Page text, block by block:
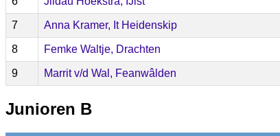
7 Anna Kramer, It Heidenskip
8 Femke Waltje, Drachten
9 Marrit v/d Wal, Feanwâlden
Junioren B